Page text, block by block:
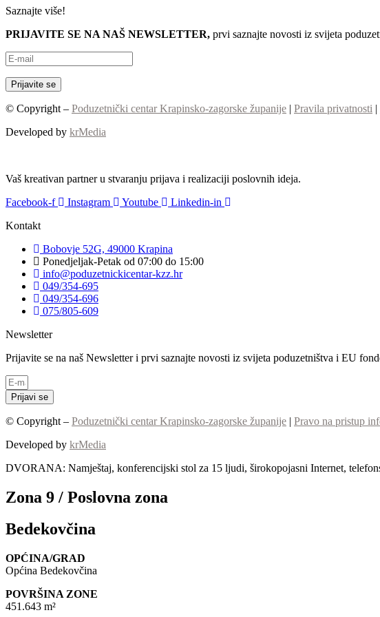
Saznajte više!
PRIJAVITE SE NA NAŠ NEWSLETTER, prvi saznajte novosti iz svijeta
© Copyright – Poduzetnički centar Krapinsko-zagorske županije | Pravila privatnosti |
Developed by krMedia
Vaš kreativan partner u stvaranju prijava i realizaciji poslovnih ideja.
Facebook-f
Instagram Youtube
Linkedin-in
Kontakt
Bobovje 52G, 49000 Krapina
Ponedjeljak-Petak od 07:00 do 15:00
info@poduzetnickicentar-kzz.hr
049/354-695
049/354-696
075/805-609
Newsletter
Prijavite se na naš Newsletter i prvi saznajte novosti iz svijeta poduzetništva i EU
Prijavi se
© Copyright – Poduzetnički centar Krapinsko-zagorske županije | Pravo na pristup
Developed by krMedia
DVORANA: Namještaj, konferencijski stol za 15 ljudi, širokopojasni Internet,
Zona 9 / Poslovna zona
Bedekovčina
OPĆINA/GRAD
Općina Bedekovčina
POVRŠINA ZONE
451.643 m²